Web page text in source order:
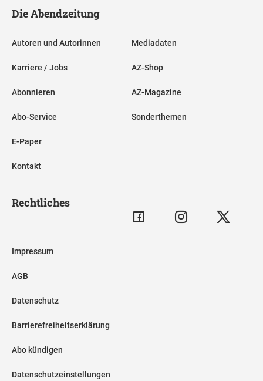
Die Abendzeitung
Autoren und Autorinnen
Karriere / Jobs
Abonnieren
Abo-Service
E-Paper
Kontakt
Mediadaten
AZ-Shop
AZ-Magazine
Sonderthemen
Rechtliches
Impressum
AGB
Datenschutz
Barrierefreiheitserklärung
Abo kündigen
Datenschutzeinstellungen